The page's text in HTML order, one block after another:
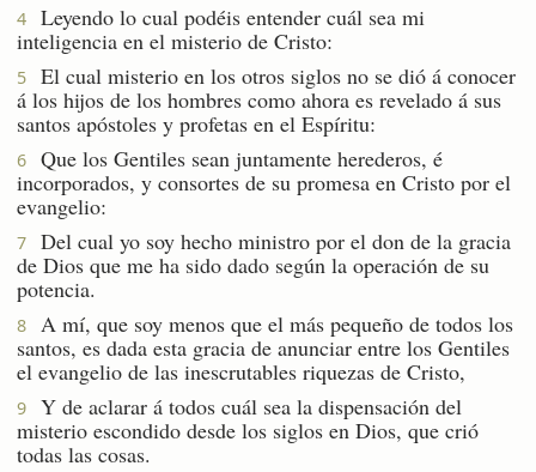
4
Leyendo lo cual podéis entender cuál sea mi
inteligencia en el misterio de Cristo:
5
El cual misterio en los otros siglos no se dió á conocer
á los hijos de los hombres como ahora es revelado á sus
santos apóstoles y profetas en el Espíritu:
6
Que los Gentiles sean juntamente herederos, é
incorporados, y consortes de su promesa en Cristo por el
evangelio:
7
Del cual yo soy hecho ministro por el don de la gracia
de Dios que me ha sido dado según la operación de su
potencia.
8
A mí, que soy menos que el más pequeño de todos los
santos, es dada esta gracia de anunciar entre los Gentiles
el evangelio de las inescrutables riquezas de Cristo,
9
Y de aclarar á todos cuál sea la dispensación del
misterio escondido desde los siglos en Dios, que crió
todas las cosas.